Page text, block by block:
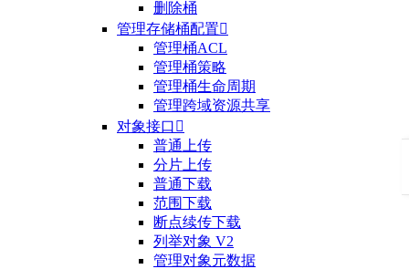
删除桶
管理存储桶配置
管理桶ACL
管理桶策略
管理桶生命周期
管理跨域资源共享
对象接口 
普通上传
分片上传
普通下载
范围下载
断点续传下载
列举对象 V2
管理对象元数据